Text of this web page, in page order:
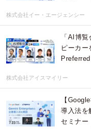
株式会社イー・エージェンシー
「AI博
ピーカー
株式会社アイスマイリー
【
導入法を
セミナー